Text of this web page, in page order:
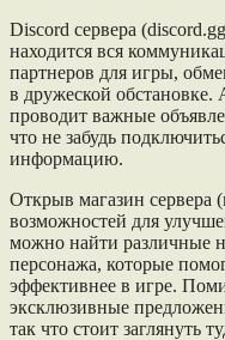
Discord сервера
находится вся
партнеров для игры,
в дружеской обстановке.
проводит важные
что не забудь
информацию.
Открыв магазин сервера
возможностей для
можно найти различные
персонажа, которые
эффективнее в игре.
эксклюзивные
так что стоит заглянуть